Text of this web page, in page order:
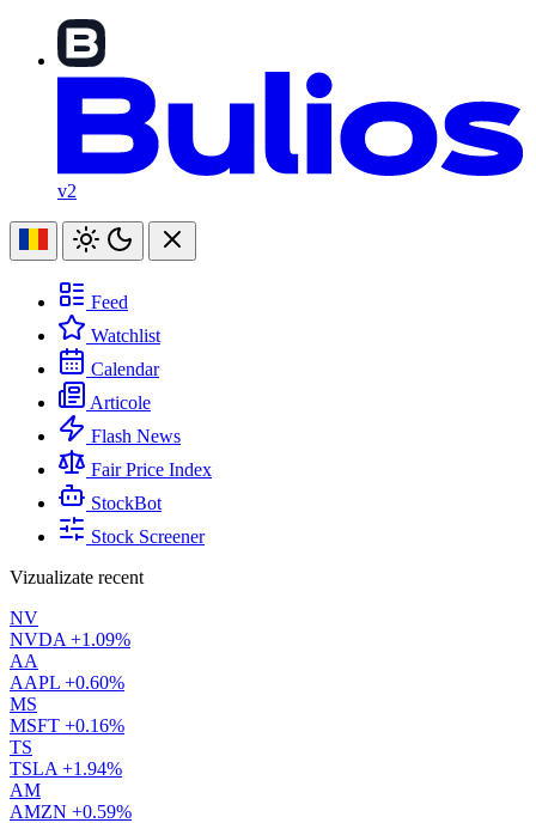
v2
Feed
Watchlist
Calendar
Articole
Flash News
Fair Price Index
StockBot
Stock Screener
Vizualizate recent
NV
NVDA +1.09%
AA
AAPL +0.60%
MS
MSFT +0.16%
TS
TSLA +1.94%
AM
AMZN +0.59%